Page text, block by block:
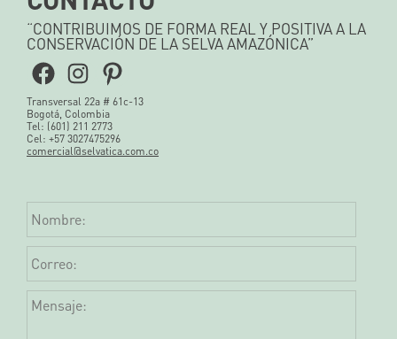
“CONTRIBUIMOS DE FORMA REAL Y POSITIVA A LA
CONSERVACIÓN DE LA SELVA AMAZÓNICA”
Facebook
Instagram
Pinterest
Transversal 22a # 61c-13
Bogotá, Colombia
Tel: (601) 211 2773
Cel: +57 3027475296
comercial@selvatica.com.co